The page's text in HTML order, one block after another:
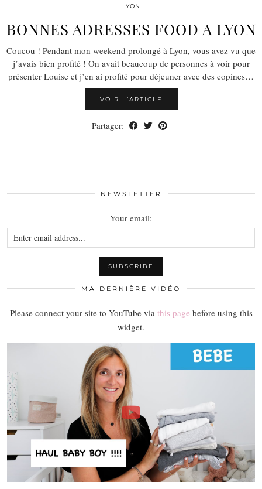
LYON
BONNES ADRESSES FOOD A LYON
Coucou ! Pendant mon weekend prolongé à Lyon, vous avez vu que
j’avais bien profité ! On avait beaucoup de personnes à voir pour
présenter Louise et j’en ai profité pour déjeuner avec des copines…
VOIR L’ARTICLE
Partager:
NEWSLETTER
Your email:
MA DERNIÈRE VIDÉO
Please connect your site to YouTube via this page before using this
widget.